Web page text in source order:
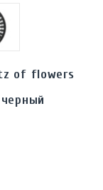
of flowers